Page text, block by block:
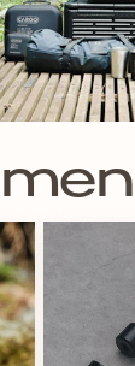
体が変形・破
、取り扱いに
のため、加工
。
ください。怪
小さなお子
。
の曲げ・伸ば
あります。